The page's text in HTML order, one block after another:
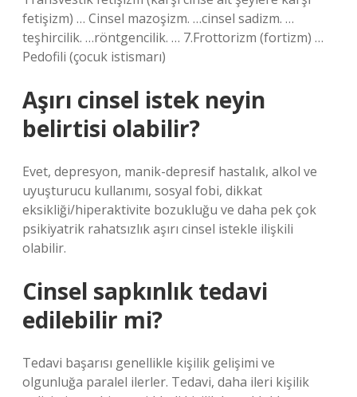
fetişizm) … Cinsel mazoşizm. …cinsel sadizm. …
teşhircilik. …röntgencilik. … 7.Frottorizm (fortizm) …
Pedofili (çocuk istismarı)
Aşırı cinsel istek neyin
belirtisi olabilir?
Evet, depresyon, manik-depresif hastalık, alkol ve
uyuşturucu kullanımı, sosyal fobi, dikkat
eksikliği/hiperaktivite bozukluğu ve daha pek çok
psikiyatrik rahatsızlık aşırı cinsel istekle ilişkili
olabilir.
Cinsel sapkınlık tedavi
edilebilir mi?
Tedavi başarısı genellikle kişilik gelişimi ve
olgunluğa paralel ilerler. Tedavi, daha ileri kişilik